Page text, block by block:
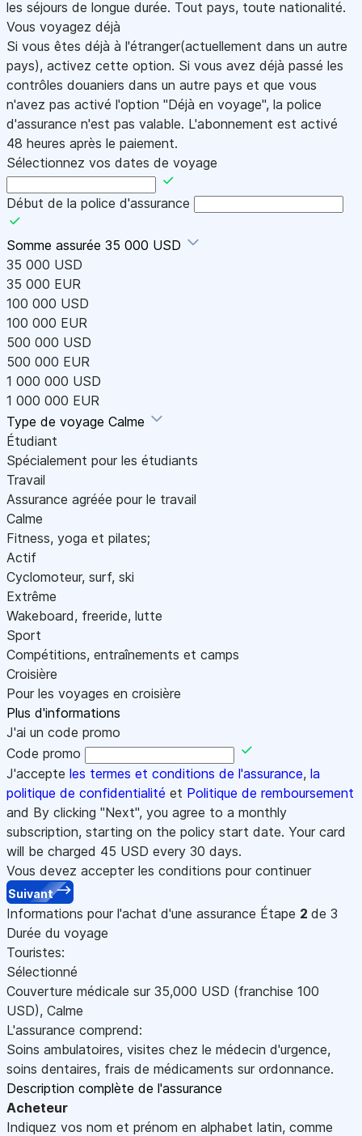
les séjours de longue durée. Tout pays, toute nationalité.
Vous voyagez déjà
Si vous êtes déjà à l'étranger(actuellement dans un autre
pays), activez cette option. Si vous avez déjà passé les
contrôles douaniers dans un autre pays et que vous
n'avez pas activé l'option "Déjà en voyage", la police
d'assurance n'est pas valable. L'abonnement est activé
48 heures après le paiement.
Sélectionnez vos dates de voyage
Début de la police d'assurance
Somme assurée 35 000 USD
35 000 USD
35 000 EUR
100 000 USD
100 000 EUR
500 000 USD
500 000 EUR
1 000 000 USD
1 000 000 EUR
Type de voyage Calme
Étudiant
Spécialement pour les étudiants
Travail
Assurance agréée pour le travail
Calme
Fitness, yoga et pilates;
Actif
Cyclomoteur, surf, ski
Extrême
Wakeboard, freeride, lutte
Sport
Compétitions, entraînements et camps
Croisière
Pour les voyages en croisière
Plus d'informations
J'ai un code promo
Code promo
J'accepte les termes et conditions de l'assurance, la
politique de confidentialité et Politique de remboursement
and By clicking "Next", you agree to a monthly
subscription, starting on the policy start date. Your card
will be charged 45 USD every 30 days.
Vous devez accepter les conditions pour continuer
Suivant
Informations pour l'achat d'une assurance Étape 2 de 3
Durée du voyage
Touristes:
Sélectionné
Couverture médicale sur 35,000 USD (franchise 100
USD), Calme
L'assurance comprend:
Soins ambulatoires, visites chez le médecin d'urgence,
soins dentaires, frais de médicaments sur ordonnance.
Description complète de l'assurance
Acheteur
Indiquez vos nom et prénom en alphabet latin, comme